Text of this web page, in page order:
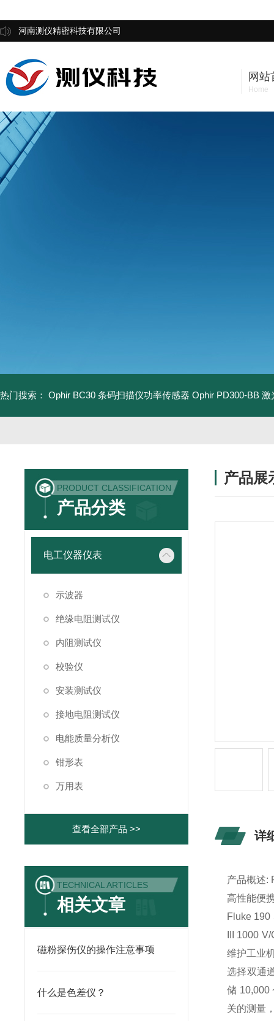
河南测仪精密科技有限公司
网站
Home
热门搜索： Ophir BC30 条码扫描仪功率传感器 Ophir PD300-BB
PRODUCT CLASSIFICATION
产品分类
电工仪器仪表
示波器
绝缘电阻测试仪
内阻测试仪
校验仪
安装测试仪
接地电阻测试仪
电能质量分析仪
钳形表
万用表
查看全部产品 >>
TECHNICAL ARTICLES
相关文章
磁粉探伤仪的操作注意事项
什么是色差仪？
产品展
详
产品概述:
高性能便
Fluke 190
III 1000
维护工业
选择双通
储 10,000
关的测量